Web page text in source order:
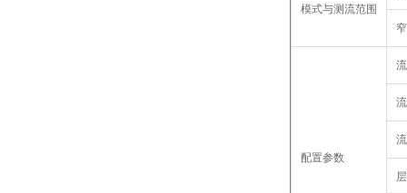
模式与测流范围
配置参数